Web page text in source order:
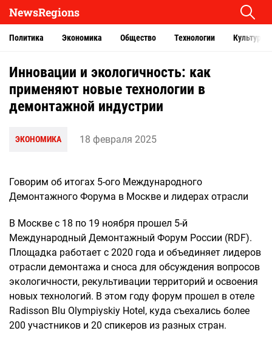
NewsRegions
Политика Экономика Общество Технологии Культура
Инновации и экологичность: как
применяют новые технологии в
демонтажной индустрии
ЭКОНОМИКА 18 февраля 2025
Говорим об итогах 5-ого Международного
Демонтажного Форума в Москве и лидерах отрасли
В Москве с 18 по 19 ноября прошел 5-й
Международный Демонтажный Форум России (RDF).
Площадка работает с 2020 года и объединяет лидеров
отрасли демонтажа и сноса для обсуждения вопросов
экологичности, рекультивации территорий и освоения
новых технологий. В этом году форум прошел в отеле
Radisson Blu Olympiyskiy Hotel, куда съехались более
200 участников и 20 спикеров из разных стран.